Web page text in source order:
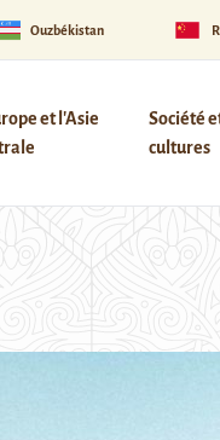
Ouzbékistan
et l'Asie
Société
cultures